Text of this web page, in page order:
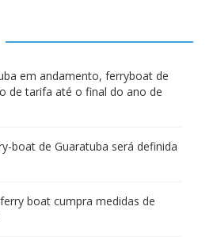
em andamento, ferryboat de
de tarifa até o final do ano de
boat de Guaratuba será definida
boat cumpra medidas de